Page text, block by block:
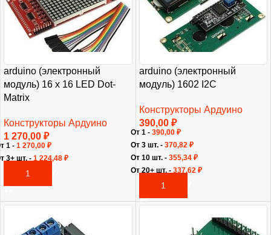
arduino (электронный
модуль) 16 x 16 LED Dot-
Matrix
Конструкторы Ардуино
1 270,00 ₽
В КОРЗИНУ
1 - 1 270,00 ₽
3+ шт. - 1 224,48 ₽
arduino (электронный
модуль) 1602 I2C
Конструкторы Ардуино
390,00 ₽
В КОРЗИНУ
От 1 - 390,00 ₽
От 3 шт. - 370,82 ₽
От 10 шт. - 355,34 ₽
От 20+ шт. - 337,62 ₽